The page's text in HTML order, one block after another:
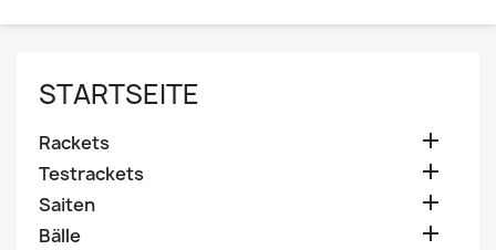
STARTSEITE
Rackets 
Testrackets 
Saiten 
Bälle 